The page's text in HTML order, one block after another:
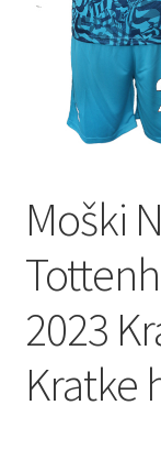
Moški
2023
Kratke